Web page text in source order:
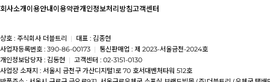
회사소개 이용안내 이용약관개인정보처리방침고객센터
상호 : 주식회사 더블트리 | 대표 : 김종현
사업자등록번호 : 390-86-00173 | 통신판매업 : 제 2023-서울금천-2024호
개인정보담당자 : 김동현 | 고객센터 : 02-3151-0130
사업장 소재지 : 서울시 금천구 가산디지털1로 70 호서대벤처타워 512호